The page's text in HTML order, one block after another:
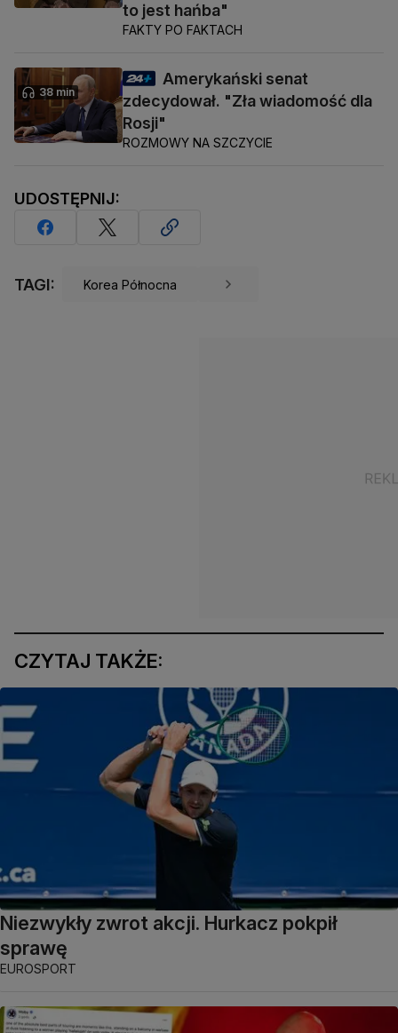
to jest hańba"
FAKTY PO FAKTACH
38 min
Amerykański senat
zdecydował. "Zła wiadomość dla
Rosji"
ROZMOWY NA SZCZYCIE
UDOSTĘPNIJ:
TAGI: Korea Północna
CZYTAJ TAKŻE:
Niezwykły zwrot akcji. Hurkacz pokpił
sprawę
EUROSPORT